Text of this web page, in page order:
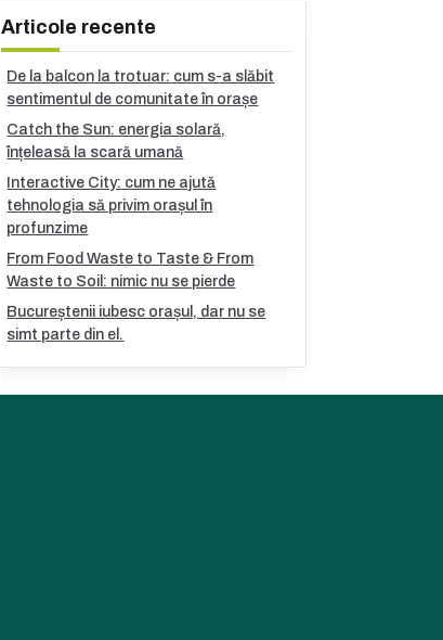
Articole recente
De la balcon la trotuar: cum s-a slăbit
sentimentul de comunitate în orașe
Catch the Sun: energia solară,
înțeleasă la scară umană
Interactive City: cum ne ajută
tehnologia să privim orașul în
profunzime
From Food Waste to Taste & From
Waste to Soil: nimic nu se pierde
Bucureștenii iubesc orașul, dar nu se
simt parte din el.